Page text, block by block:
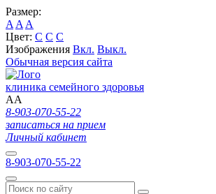
Размер:
A A A
Цвет: C C C
Изображения Вкл. Выкл.
Обычная версия сайта
клиника семейного здоровья
AA
8-903-070-55-22
записаться на прием
Личный кабинет
8-903-070-55-22